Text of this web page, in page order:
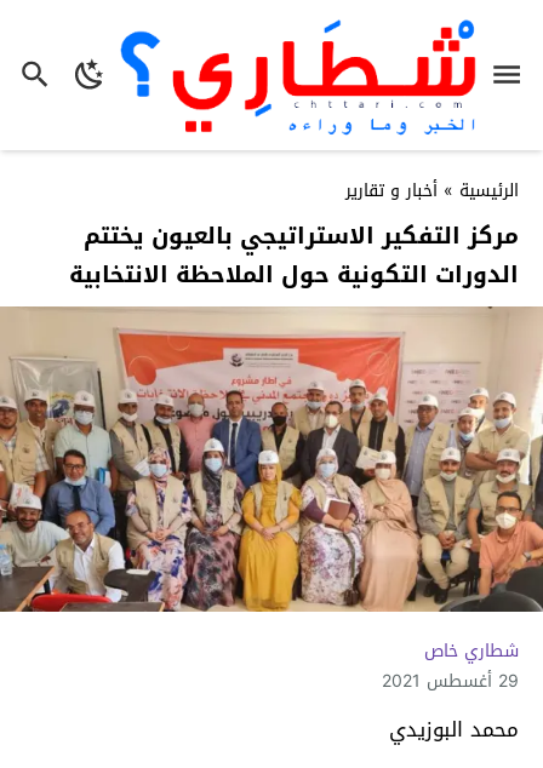
الرئيسية » أخبار و تقارير
مركز التفكير الاستراتيجي بالعيون يختتم
الدورات التكونية حول الملاحظة الانتخابية
شطاري خاص
29 أغسطس 2021
محمد البوزيدي